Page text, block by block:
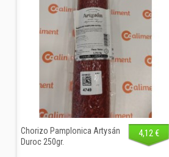
Chorizo Pamplonica Artysán
Duroc 250gr.
4,12 €